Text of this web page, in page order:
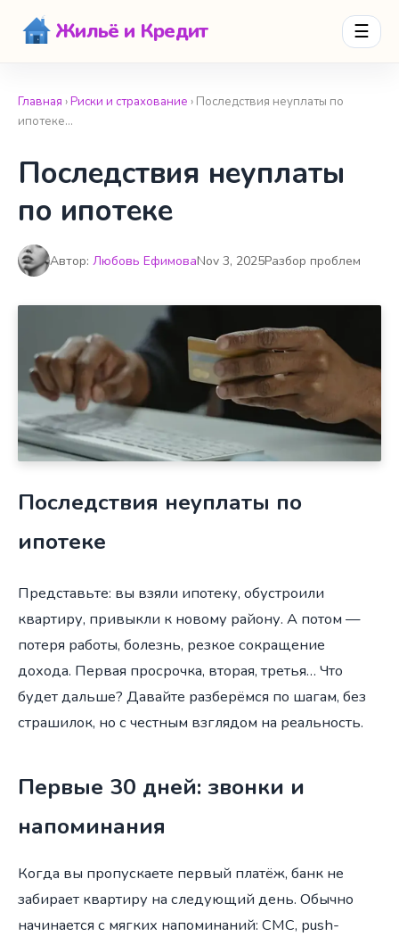
Жильё и Кредит ☰
Главная ›Риски и страхование › Последствия неуплаты по
ипотеке…
Последствия неуплаты
по ипотеке
Автор: Любовь ЕфимоваNov 3, 2025Разбор проблем
Последствия неуплаты по
ипотеке
Представьте: вы взяли ипотеку, обустроили
квартиру, привыкли к новому району. А потом —
потеря работы, болезнь, резкое сокращение
дохода. Первая просрочка, вторая, третья… Что
будет дальше? Давайте разберёмся по шагам, без
страшилок, но с честным взглядом на реальность.
Первые 30 дней: звонки и
напоминания
Когда вы пропускаете первый платёж, банк не
забирает квартиру на следующий день. Обычно
начинается с мягких напоминаний: СМС, push-